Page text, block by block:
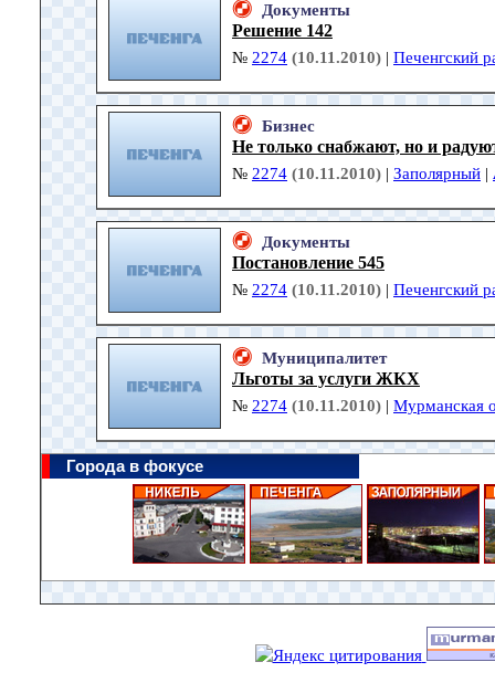
Документы
Решение 142
№ 2274 (10.11.2010) | Печенгский
Бизнес
Не только снабжают, но и
№ 2274 (10.11.2010) | Заполярный |
Документы
Постановление 545
№ 2274 (10.11.2010) | Печенгский
Муниципалитет
Льготы за услуги ЖКХ
№ 2274 (10.11.2010) | Мурманская
Города в фокусе